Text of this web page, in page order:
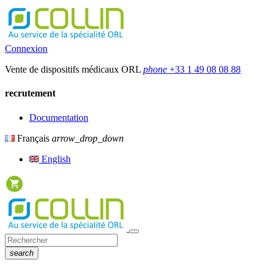
Connexion
Vente de dispositifs médicaux ORL phone +33 1 49 08 08 88
recrutement
Documentation
Français arrow_drop_down
English
search